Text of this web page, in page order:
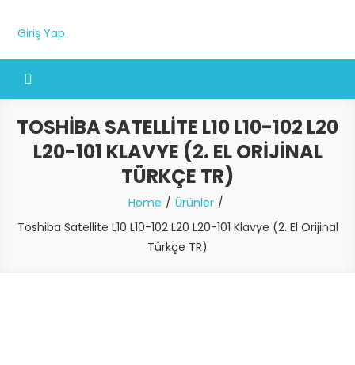
Giriş Yap
TOSHIBA SATELLITE L10 L10-102 L20
L20-101 KLAVYE (2. EL ORIJINAL
TÜRKÇE TR)
Home
Ürünler
Toshiba Satellite L10 L10-102 L20 L20-101 Klavye (2. El Orijinal
Türkçe TR)